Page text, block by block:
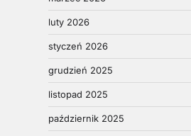
luty 2026
styczeń 2026
grudzień 2025
listopad 2025
październik 2025